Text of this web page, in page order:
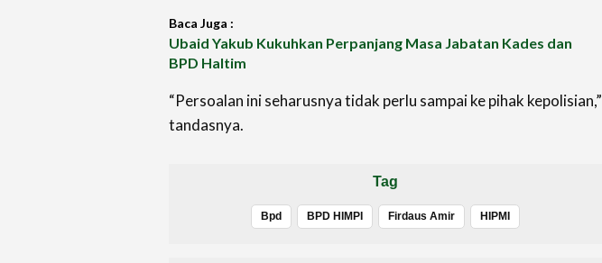
Baca Juga :
Ubaid Yakub Kukuhkan Perpanjang Masa Jabatan Kades dan
BPD Haltim
“Persoalan ini seharusnya tidak perlu sampai ke pihak kepolisian,”
tandasnya.
Tag
Bpd BPD HIMPI Firdaus Amir HIPMI